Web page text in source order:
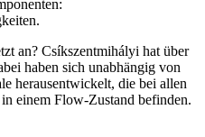
an? Csíkszentmihályi hat über
haben sich unabhängig von
herausentwickelt, die bei allen
einem Flow-Zustand befinden.